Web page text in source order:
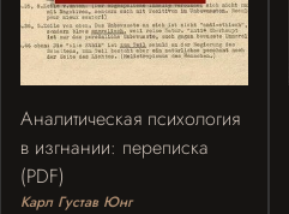
Аналитическая психология
в изгнании: переписка
(PDF)
Карл Густав Юнг